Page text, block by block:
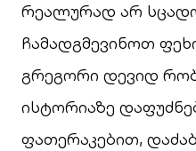
რეალურად არ
ჩამადგმევინოთ
გრეგორი დევიდ
ისტორიაზე
ფათერაკებით,